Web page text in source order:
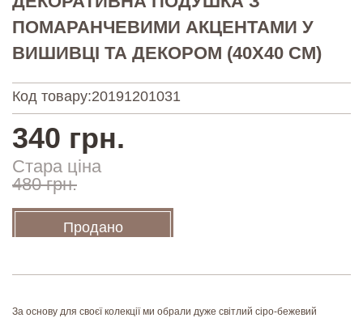
ПОМАРАНЧЕВИМИ АКЦЕНТАМИ У
ВИШИВЦІ ТА ДЕКОРОМ (40Х40 СМ)
Код товару:20191201031
340 грн.
Стара ціна
480 грн.
Продано
За основу для своєї колекції ми обрали дуже світлий сіро-бежевий